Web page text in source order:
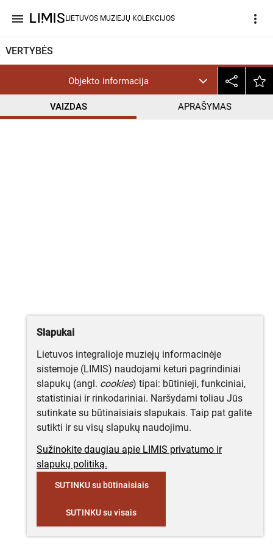
menu LIETUVOS MUZIEJŲ KOLEKCIJOS more_vert
VERTYBĖS
Objekto informacija
VAIZDAS APRAŠYMAS
CC BY-NC-ND
Slapukai
Lietuvos integralioje muziejų informacinėje
sistemoje (LIMIS) naudojami keturi pagrindiniai
slapukų (angl. cookies) tipai: būtinieji, funkciniai,
statistiniai ir rinkodariniai. Naršydami toliau Jūs
sutinkate su būtinaisiais slapukais. Taip pat galite
sutikti ir su visų slapukų naudojimu.
Sužinokite daugiau apie LIMIS privatumo ir
slapukų politiką.
SUTINKU su būtinaisiais
SUTINKU su visais